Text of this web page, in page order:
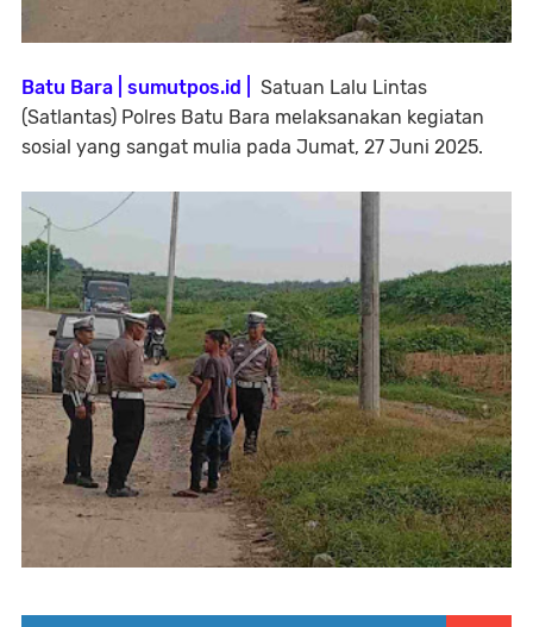
Batu Bara | sumutpos.id | Satuan Lalu Lintas
(Satlantas) Polres Batu Bara melaksanakan kegiatan
sosial yang sangat mulia pada Jumat, 27 Juni 2025.